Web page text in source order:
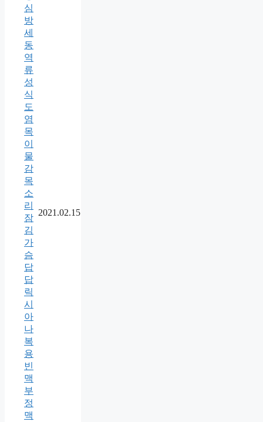
심
방
세
동
역
류
성
식
도
염
목
이
물
감
목
소
리
잠
김
가
슴
답
답
릭
시
아
나
복
용
빈
맥
부
정
맥
2021.02.15